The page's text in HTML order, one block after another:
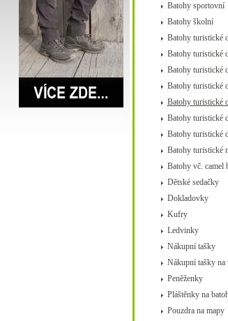
Batohy sportovní
Batohy školní
Batohy turistické
Batohy turistické
Batohy turistické
Batohy turistické
Batohy turistické
Batohy turistické
Batohy turistické
Batohy turistické
Batohy vč. camel
Dětské sedačky
Dokladovky
Kufry
Ledvinky
Nákupní tašky
Nákupní tašky na
Peněženky
Pláštěnky na
Pouzdra na mapy